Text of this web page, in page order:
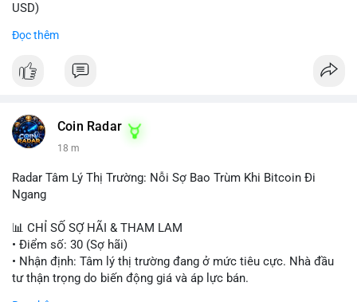
USD)
Khối lượng 2,459 BTC tương đương hơn 160 triệu USD được
việc di chuyển số lượng lớn này có thể phục vụ mục đích tái
phân bổ danh mục sang ví lạnh để nắm giữ dài hạn, hoặc
Động thái này có thể tạo áp lực tâm lý ngắn hạn lên thị trường
khi nhà đầu tư nhỏ lẻ lo ngại về khả năng bán tháo. Tuy nhiên,
xu hướng trung hạn.
Lời khuyên cho nhà đầu tư nhỏ lẻ:
Hãy theo dõi sát các giao dịch tiếp theo từ địa chỉ ví nguồn để
Đọc thêm
Coin Radar
18 m
Radar Tâm Lý Thị Trường: Nỗi Sợ Bao Trùm Khi Bitcoin Đi
Ngang
📊 CHỈ SỐ SỢ HÃI & THAM LAM
• Điểm số: 30 (Sợ hãi)
• Nhận định: Tâm lý thị trường đang ở mức tiêu cực. Nhà đầu
tư thận trọng do biến động giá và áp lực bán.